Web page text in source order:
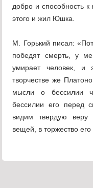
добро и способность
этого и жил Юшка.
М. Горький писал:
победят смерть, у
умирает человек, и
творчестве же
мысли о бессилии
бессилии его перед
видим твердую веру
вещей, в торжество